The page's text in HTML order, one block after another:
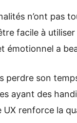
n’ont pas
facile à utiliser
émotionnel a
perdre son
ayant des
renforce la